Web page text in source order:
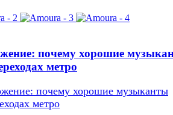
почему хорошие
метро